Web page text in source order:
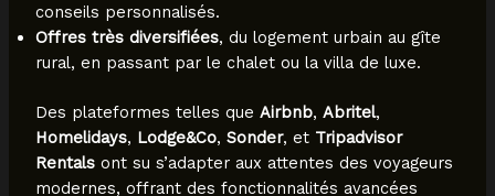
conseils personnalisés.
Offres très diversifiées, du logement urbain au gîte
rural, en passant par le chalet ou la villa de luxe.
Des plateformes telles que Airbnb, Abritel,
Homelidays, Lodge&Co, Sonder, et Tripadvisor
Rentalsont su s’adapter aux attentes des voyageurs
modernes, offrant des fonctionnalités avancées